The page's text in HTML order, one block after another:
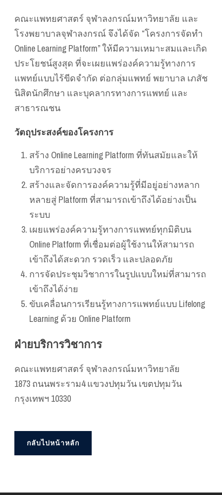
คณะแพทยศาสตร์ จุฬาลงกรณ์มหาวิทยาลัย และ
โรงพยาบาลจุฬาลงกรณ์ จึงได้จัด “โครงการจัดทำ
Online Learning Platform” ให้มีความเหมาะสมและเกิด
ประโยชน์สูงสุด ที่จะเผยแพร่องค์ความรู้ทางการ
แพทย์แบบไร้ขีดจำกัด ต่อกลุ่มแพทย์ พยาบาล เภสัช
นิสิตนักศึกษา และบุคลากรทางการแพทย์ และ
สาธารณชน
วัตถุประสงค์ของโครงการ
สร้าง Online Learning Platform ที่ทันสมัยและให้
บริการอย่างครบวงจร
สร้างและจัดการองค์ความรู้ที่มีอยู่อย่างหลาก
หลายสู่ Platform ที่สามารถเข้าถึงได้อย่างเป็น
ระบบ
เผยแพร่องค์ความรู้ทางการแพทย์ทุกมิติบน
Online Platform ที่เชื่อมต่อผู้ใช้งานให้สามารถ
เข้าถึงได้สะดวก รวดเร็ว และปลอดภัย
การจัดประชุมวิชาการในรูปแบบใหม่ที่สามารถ
เข้าถึงได้ง่าย
ขับเคลื่อนการเรียนรู้ทางการแพทย์แบบ Lifelong
Learning ด้วย Online Platform
ฝ่ายบริการวิชาการ
คณะแพทยศาสตร์ จุฬาลงกรณ์มหาวิทยาลัย
1873 ถนนพระราม4 แขวงปทุมวัน เขตปทุมวัน
กรุงเทพฯ 10330
กลับไปหน้าหลัก